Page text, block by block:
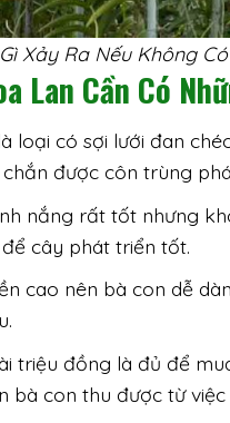
Xảy Ra Nếu Không
Lan Cần Có
loại có sợi lưới đan
được côn trùng
nắng rất tốt nhưng
cây phát triển tốt.
cao nên bà con dễ
triệu đồng là đủ để
bà con thu được từ